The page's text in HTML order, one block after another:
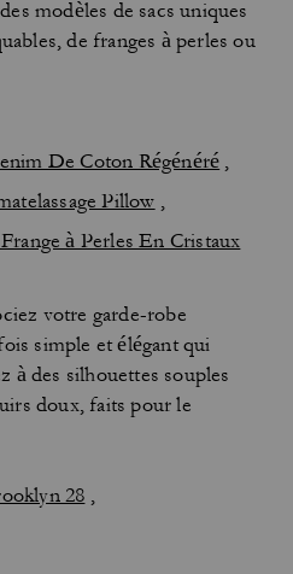
modèles de sacs uniques
de franges à perles ou
De Coton Régénéré ,
Pillow ,
à Perles En Cristaux
votre garde-robe
simple et élégant qui
à des silhouettes souples
doux, faits pour le
28 ,